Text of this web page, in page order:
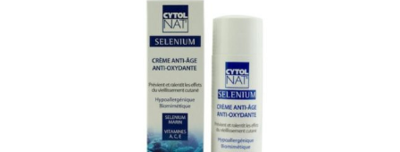
alimentaires)